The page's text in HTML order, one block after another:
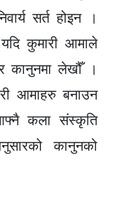
सर्त होइन ।
कुमारी आमाले
कानुनमा लेखौँ ।
आमाहरु बनाउन
कला संस्कृति
कानुनको